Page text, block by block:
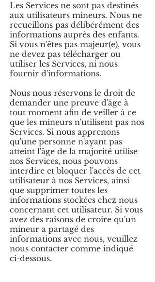
Les Services ne sont pas destinés
aux utilisateurs mineurs. Nous ne
recueillons pas délibérément des
informations auprès des enfants.
Si vous n'êtes pas majeur(e), vous
ne devez pas télécharger ou
utiliser les Services, ni nous
fournir d'informations.
Nous nous réservons le droit de
demander une preuve d'âge à
tout moment afin de veiller à ce
que les mineurs n'utilisent pas nos
Services. Si nous apprenons
qu'une personne n'ayant pas
atteint l'âge de la majorité utilise
nos Services, nous pouvons
interdire et bloquer l'accès de cet
utilisateur à nos Services, ainsi
que supprimer toutes les
informations stockées chez nous
concernant cet utilisateur. Si vous
avez des raisons de croire qu'un
mineur a partagé des
informations avec nous, veuillez
nous contacter comme indiqué
ci-dessous.